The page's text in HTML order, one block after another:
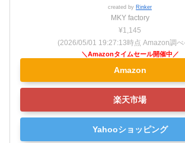
created by Rinker
MKY factory
¥1,145
(2026/05/01 19:27:13時点 Amazon調べ
Amazon
楽天市場
Yahooショッピング